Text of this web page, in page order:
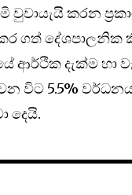
වුවායැයි කරන
ගත්
ආර්ථික දැක්ම හා
වන විට 5.5%
දෙයි.